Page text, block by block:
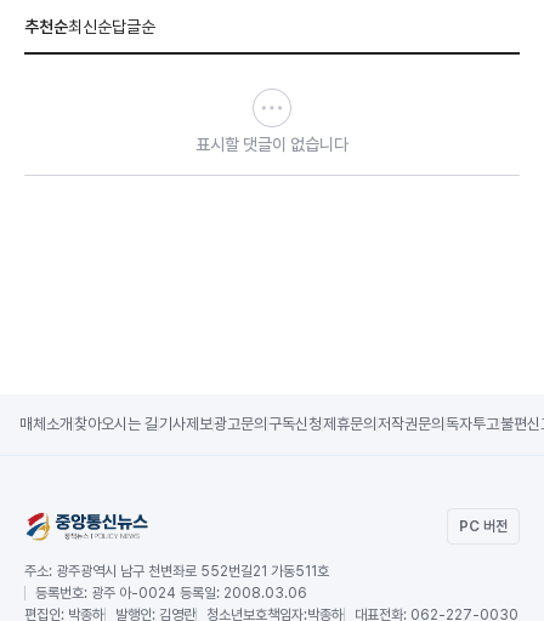
추천순최신순답글순
표시할 댓글이 없습니다
매체소개 찾아오시는 길기사제보광고문의 구독신청제휴문의 저작권문의 독자투고불편신
PC 버전
주소: 광주광역시 남구 천변좌로 552번길21 가동511호
등록번호: 광주 아-0024 등록일: 2008.03.06
편집인: 박종하 발행인: 김영란 청소년보호책임자:박종하 대표전화: 062-227-0030